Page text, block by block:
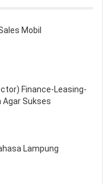
Mobil
Finance-Leasing-
Agar Sukses
Lampung